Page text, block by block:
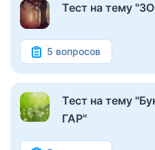
Тест на тему
5 вопросов
Тест на тему
ГАР"